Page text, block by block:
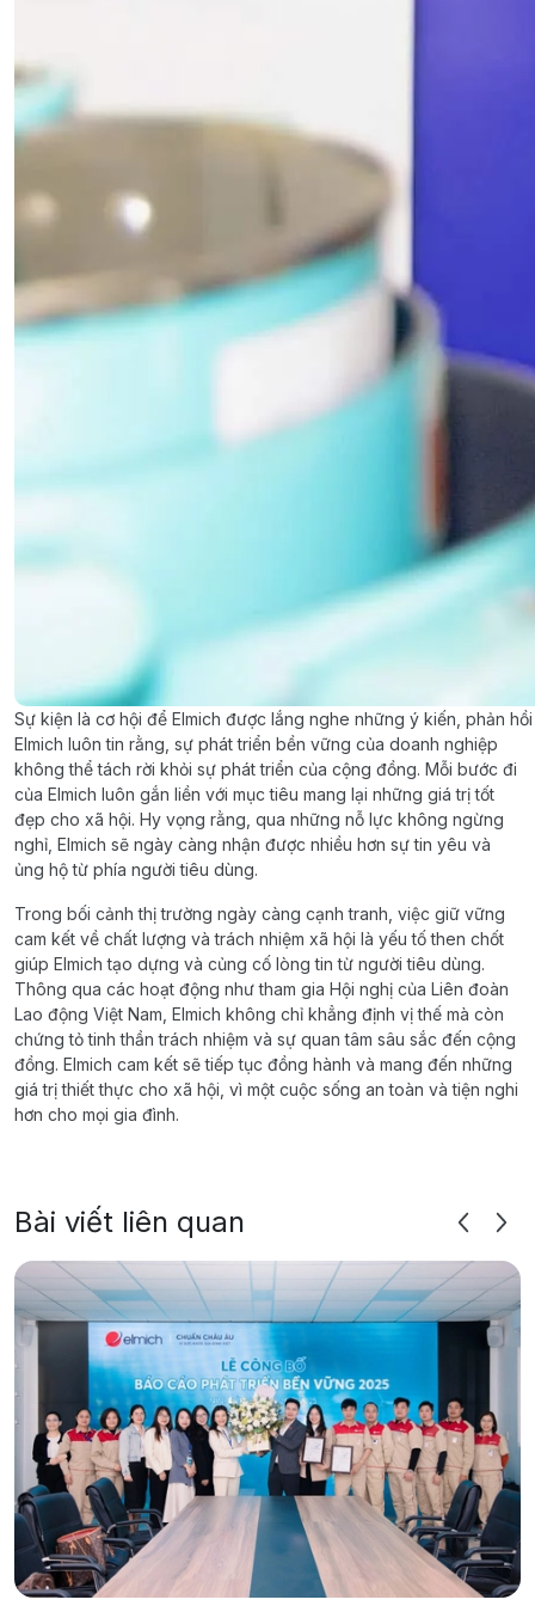
Sự kiện là cơ hội để Elmich được lắng nghe những ý kiến, phản
Elmich luôn tin rằng, sự phát triển bền vững của doanh nghiệp
không thể tách rời khỏi sự phát triển của cộng đồng. Mỗi bước đi
của Elmich luôn gắn liền với mục tiêu mang lại những giá trị tốt
đẹp cho xã hội. Hy vọng rằng, qua những nỗ lực không ngừng
nghỉ, Elmich sẽ ngày càng nhận được nhiều hơn sự tin yêu và
ủng hộ từ phía người tiêu dùng.
Trong bối cảnh thị trường ngày càng cạnh tranh, việc giữ vững
cam kết về chất lượng và trách nhiệm xã hội là yếu tố then chốt
giúp Elmich tạo dựng và củng cố lòng tin từ người tiêu dùng.
Thông qua các hoạt động như tham gia Hội nghị của Liên đoàn
Lao động Việt Nam, Elmich không chỉ khẳng định vị thế mà còn
chứng tỏ tinh thần trách nhiệm và sự quan tâm sâu sắc đến cộng
đồng. Elmich cam kết sẽ tiếp tục đồng hành và mang đến những
giá trị thiết thực cho xã hội, vì một cuộc sống an toàn và tiện nghi
hơn cho mọi gia đình.
Bài viết liên quan